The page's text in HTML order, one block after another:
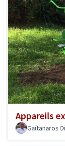
Appareils
Gaïtanaros